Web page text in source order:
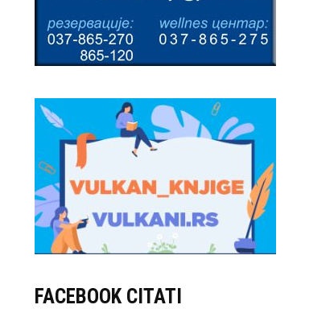
FACEBOOK CITATI